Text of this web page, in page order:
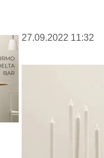
27.09.2022 11:32